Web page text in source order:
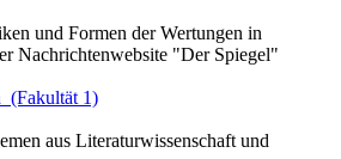
und Formen der Wertungen in
Nachrichtenwebsite "Der Spiegel"
(Fakultät 1)
aus Literaturwissenschaft und